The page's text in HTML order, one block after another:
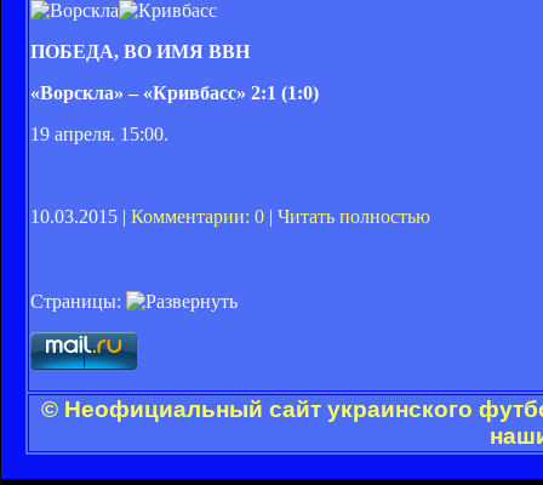
ПОБЕДА, ВО ИМЯ ВВН
«Ворскла» – «Кривбасс» 2:1 (1:0)
19 апреля. 15:00.
10.03.2015 | Комментарии: 0 | Читать полностью
Страницы:
© Неофициальный сайт украинского